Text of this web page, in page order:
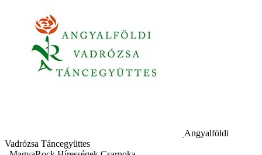
Angyalföldi
Vadrózsa Táncegyüttes